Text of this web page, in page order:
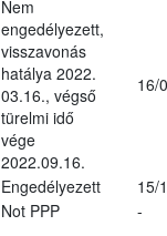
Nem
engedélyezett,
visszavonás
hatálya 2022.
03.16., végső
türelmi idő
vége
2022.09.16.
16/
Engedélyezett
15/
Not PPP
-